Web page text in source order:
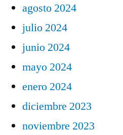
agosto 2024
julio 2024
junio 2024
mayo 2024
enero 2024
diciembre 2023
noviembre 2023